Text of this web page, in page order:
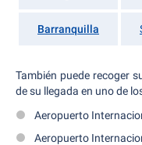
Barranquilla
También puede recoger
de su llegada en uno de
Aeropuerto
Aeropuerto